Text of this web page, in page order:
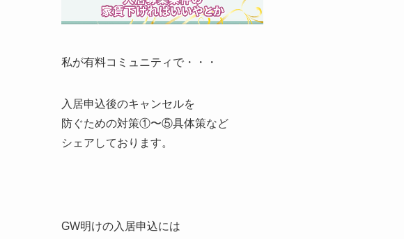
私が有料コミュニティで・・・
入居申込後のキャンセルを
防ぐための対策①〜⑤具体策など
シェアしております。
GW明けの入居申込には